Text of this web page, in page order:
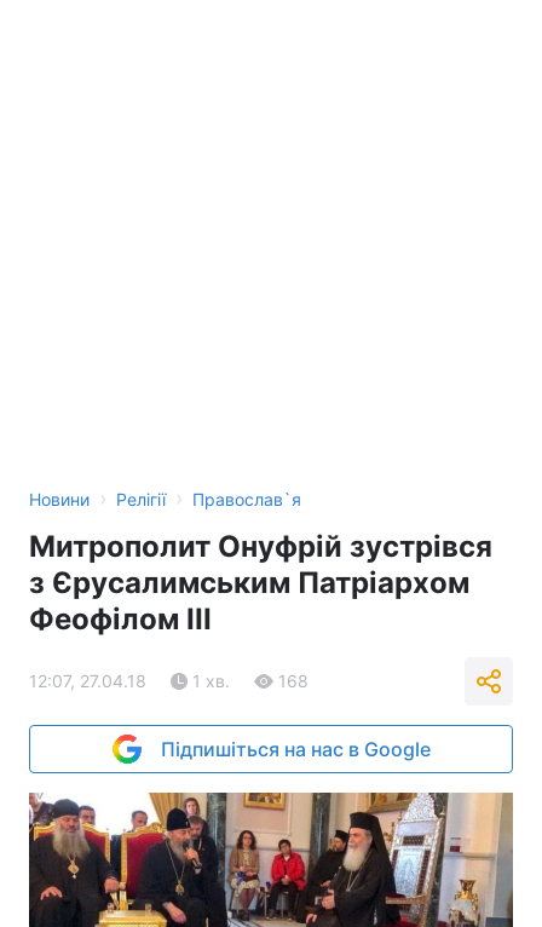
Новини › Релігії › Православ`я
Митрополит Онуфрій зустрівся
з Єрусалимським Патріархом
Феофілом ІІІ
12:07, 27.04.18 1 хв. 168
Підпишіться на нас в Google